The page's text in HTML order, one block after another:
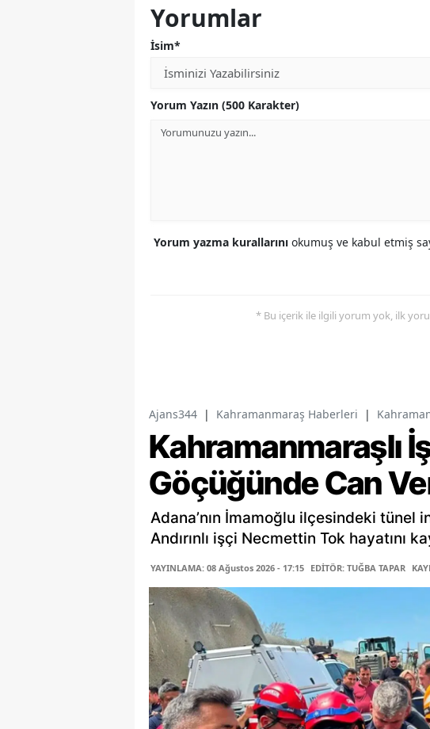
Yorumlar
İsim*
Yorum Yazın (500 Karakter)
Yorum yazma kurallarını okumuş ve kabul etmiş
* Bu içerik ile ilgili yorum yok, ilk
Ajans344 | Kahramanmaraş Haberleri |
Kahramanmaraşlı
Göçüğünde Can
Adana’nın İmamoğlu ilçesindeki tünel
Andırınlı işçi Necmettin Tok hayatını
YAYINLAMA: 08 Ağustos 2026 - 17:15 EDİTÖR: TUĞBA TAPAR